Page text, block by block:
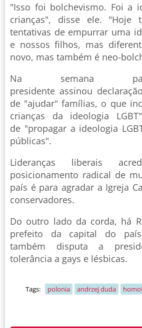
"Isso foi bolchevismo. Foi a
crianças", disse ele. "Hoje
tentativas de empurrar uma
e nossos filhos, mas
novo, mas também é neo-
Na semana
presidente assinou
de "ajudar" famílias, o que
crianças da ideologia
de "propagar a ideologia
públicas".
Lideranças liberais
posicionamento radical de
país é para agradar a Igreja
conservadores.
Do outro lado da corda, há
prefeito da capital do
também disputa a
tolerância a gays e lésbicas.
Tags: polonia andrzej duda